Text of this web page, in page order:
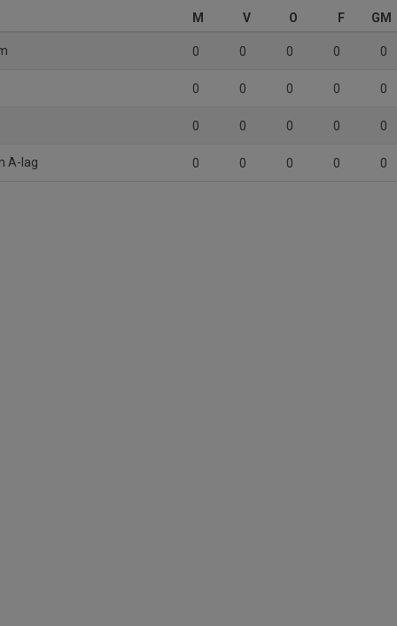
M V O F GM
0 0 0 0 0
0 0 0 0 0
0 0 0 0 0
A-lag 0 0 0 0 0